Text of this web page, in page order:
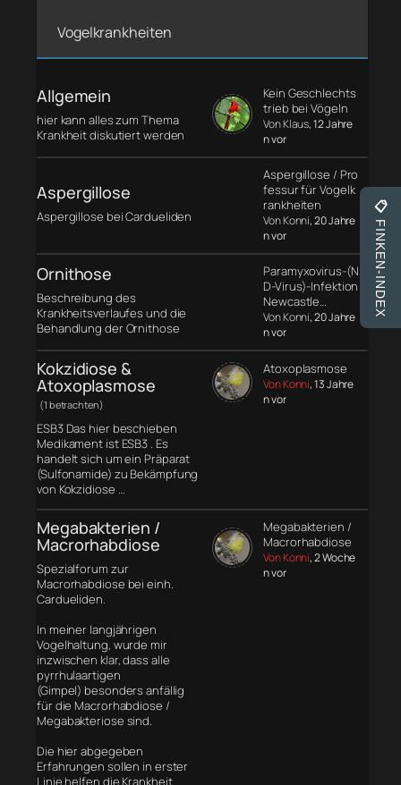
Vogelkrankheiten
Allgemein
hier kann alles zum Thema
Krankheit diskutiert werden
Kein Geschlechts
trieb bei Vögeln
Von Klaus, 12 Jahre
n vor
Aspergillose
Aspergillose bei Cardueliden
Aspergillose / Pro
fessur für Vogelk
rankheiten
Von Konni, 20 Jahre
n vor
Ornithose
Beschreibung des
Krankheitsverlaufes und die
Behandlung der Ornithose
Paramyxovirus-(N
D-Virus)-Infektion
Newcastle…
Von Konni, 20 Jahre
n vor
Kokzidiose &
Atoxoplasmose
(1 betrachten)
ESB3 Das hier beschieben
Medikament ist ESB3 . Es
handelt sich um ein Präparat
(Sulfonamide) zu Bekämpfung
von Kokzidiose …
Atoxoplasmose
Von Konni, 13 Jahre
n vor
Megabakterien /
Macrorhabdiose
Spezialforum zur
Macrorhabdiose bei einh.
Cardueliden.
In meiner langjährigen
Vogelhaltung, wurde mir
inzwischen klar, dass alle
pyrrhulaartigen
(Gimpel) besonders anfällig
für die Macrorhabdiose /
Megabakteriose sind.
Die hier abgegeben
Erfahrungen sollen in erster
Linie helfen die Krankheit
Megabakterien /
Macrorhabdiose
Von Konni, 2 Woche
n vor
📋
FINKEN-INDEX